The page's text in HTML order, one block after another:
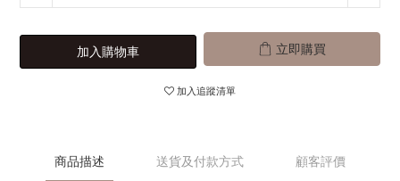
加入購物車 立即購買
加入追蹤清單
商品描述 送貨及付款方式 顧客評價